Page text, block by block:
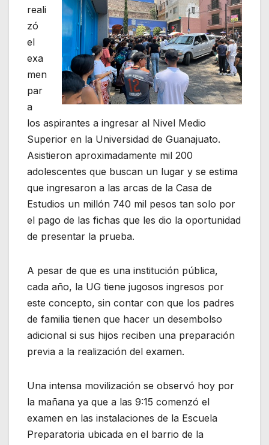
reali
zó
el
exa
men
par
a
los aspirantes a ingresar al Nivel Medio
Superior en la Universidad de Guanajuato.
Asistieron aproximadamente mil 200
adolescentes que buscan un lugar y se estima
que ingresaron a las arcas de la Casa de
Estudios un millón 740 mil pesos tan solo por
el pago de las fichas que les dio la oportunidad
de presentar la prueba.
A pesar de que es una institución pública,
cada año, la UG tiene jugosos ingresos por
este concepto, sin contar con que los padres
de familia tienen que hacer un desembolso
adicional si sus hijos reciben una preparación
previa a la realización del examen.
Una intensa movilización se observó hoy por
la mañana ya que a las 9:15 comenzó el
examen en las instalaciones de la Escuela
Preparatoria ubicada en el barrio de la